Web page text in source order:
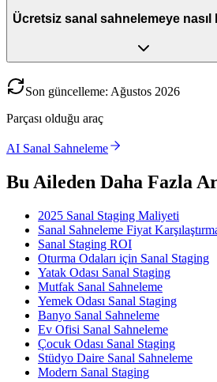
Ücretsiz sanal sahnelemeye nasıl
Son güncelleme: Ağustos 2026
Parçası olduğu araç
AI Sanal Sahneleme
Bu Aileden Daha Fazla
2025 Sanal Staging Maliyeti
Sanal Sahneleme Fiyat
Sanal Staging ROI
Oturma Odaları için Sanal Staging
Yatak Odası Sanal Staging
Mutfak Sanal Sahneleme
Yemek Odası Sanal Staging
Banyo Sanal Sahneleme
Ev Ofisi Sanal Sahneleme
Çocuk Odası Sanal Staging
Stüdyo Daire Sanal Sahneleme
Modern Sanal Staging